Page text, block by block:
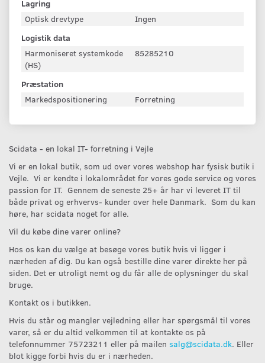
Lagring
Optisk drevtype
Ingen
Logistik data
Harmoniseret systemkode
(HS)
85285210
Præstation
Markedspositionering
Forretning
Scidata - en lokal IT- forretning i Vejle
Vi er en lokal butik, som ud over vores webshop har fysisk butik i
Vejle. Vi er kendte i lokalområdet for vores gode service og vores
passion for IT. Gennem de seneste 25+ år har vi leveret IT til
både privat og erhvervs- kunder over hele Danmark. Som du kan
høre, har scidata noget for alle.
Vil du købe dine varer online?
Hos os kan du vælge at besøge vores butik hvis vi ligger i
nærheden af dig. Du kan også bestille dine varer direkte her på
siden. Det er utroligt nemt og du får alle de oplysninger du skal
bruge.
Kontakt os i butikken.
Hvis du står og mangler vejledning eller har spørgsmål til vores
varer, så er du altid velkommen til at kontakte os på
telefonnummer 75723211 eller på mailen salg@scidata.dk. Eller
blot kigge forbi hvis du er i nærheden.